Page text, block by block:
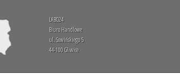
LABO24
Biuro Handlowe
ul. Sowińskiego 5
44-100 Gliwice